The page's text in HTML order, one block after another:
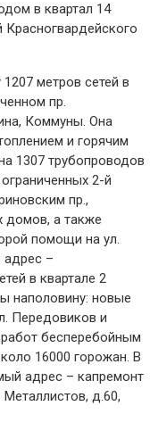
в квартал 14
метров сетей в
пр.
Коммуны. Она
и горячим
1307 трубопроводов
2-й
пр.,
домов, а также
помощи на ул.
–
в квартале 2
наполовину: новые
Передовиков и
бесперебойным
16000 горожан. В
адрес – капремонт
д.60,